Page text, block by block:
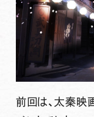
前回は、太秦映